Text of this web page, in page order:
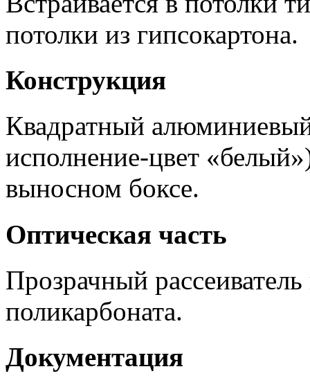
потолки из гипсокартона.
Конструкция
Квадратный
исполнение-цвет
выносном боксе.
Оптическая часть
Прозрачный
поликарбоната.
Документация